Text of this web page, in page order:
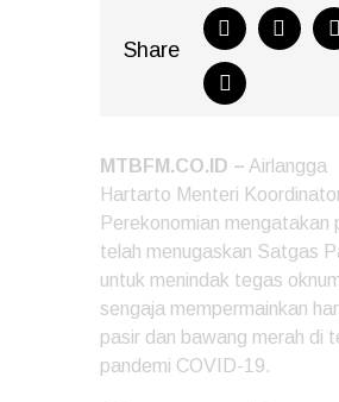
Share
MTBFM.CO.ID – Airlangga
Hartarto Menteri
Perekonomian mengatakan
telah menugaskan Satgas
untuk menindak tegas
sengaja mempermainkan
pasir dan bawang merah di
pandemi COVID-19.